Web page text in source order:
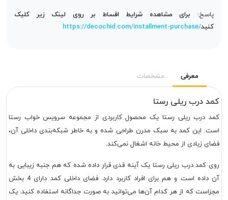
پاسخ: برای مشاهده شرایط اقساط بر روی لینک زیر کلیک
کنیدhttps://decochid.com/installment-purchase/
معرفی مشخصات
کمد درب ریلی رستا
کمد درب ریلی رستا یک محصول کاربردی از مجموعه سرویس خواب رستا
است. این کمد به سبک مدرن طراحی شده و به خاطر شبکه‌بندی داخلی آن،
فضای زیادی از محیط خانه اشغال نمی‌کند.
روی کمد درب ریلی رستا یک آینه قدی قرار داده شده که هم جنبه زیبایی به
آن داده است و هم برای افراد کاربرد دارد. فضای داخلی کمد دارای 4 بخش
مجزاست که از هر کدام آن‌ها می‌توانید به صورت جداگانه استفاده کنید. یک